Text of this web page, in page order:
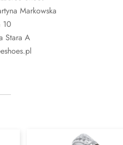
Markowska
10
Stara A